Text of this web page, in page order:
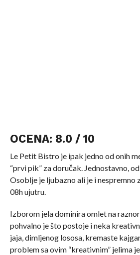
OCENA: 8.0 / 10
Le Petit Bistro je ipak jedno od onih
“prvi pik” za doručak. Jednostavno,
Osoblje je ljubazno ali je i nespremno
08h ujutru.
Izborom jela dominira omlet na
pohvalno je što postoje i neka
jaja, dimljenog lososa, kremaste
problem sa ovim “kreativnim” jelima